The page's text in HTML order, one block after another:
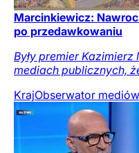
Marcinkiewicz:
po przedawkowaniu
Były premier
mediach publicznych,
KrajObserwator mediów